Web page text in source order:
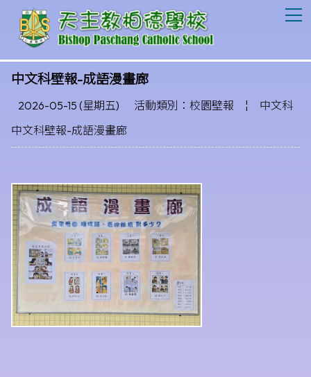
中文科壁報-成語漫畫廊
2026-05-15 (星期五) 活動類別：校園壁報 ¦
中文科
中文科壁報-成語漫畫廊